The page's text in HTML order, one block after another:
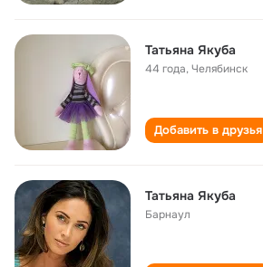
Татьяна Якуба
44 года,Челябинск
Добавить в друзья
Татьяна Якуба
Барнаул